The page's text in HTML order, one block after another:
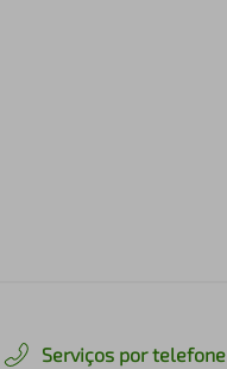
Serviços por telefone